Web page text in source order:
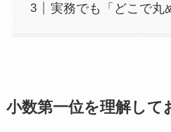
実務でも「どこで丸
小数第一位を理解して